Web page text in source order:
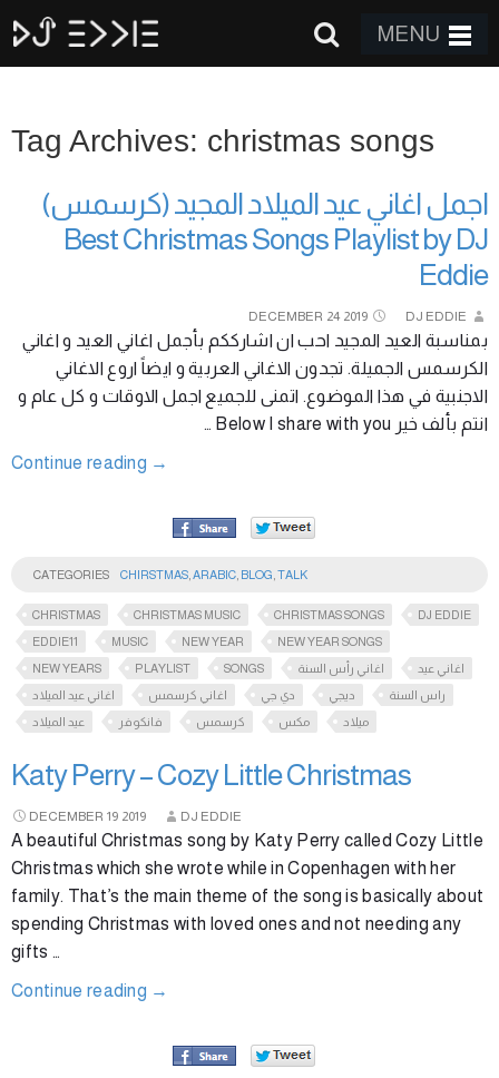
MENU
Tag Archives: christmas songs
اجمل اغاني عيد الميلاد المجيد (كرسمس)
Best Christmas Songs Playlist by DJ
Eddie
DECEMBER 24 2019 DJ EDDIE
بمناسبة العيد المجيد احب ان اشارككم بأجمل اغاني العيد و اغاني
الكرسمس الجميلة. تجدون الاغاني العربية و ايضاً اروع الاغاني
الاجنبية في هذا الموضوع. اتمنى للجميع اجمل الاوقات و كل عام و
انتم بألف خير Below I share with you …
Continue reading →
CATEGORIES CHIRSTMAS ARABIC BLOG TALK
CHRISTMAS CHRISTMAS MUSIC CHRISTMAS SONGS
DJ EDDIE
EDDIE11
MUSIC NEW YEAR
NEW YEAR SONGS
NEW YEARS
PLAYLIST SONGS اغاني رأس السنة
اغاني عيد
اغاني عيد الميلاد
اغاني كرسمس دي جي ديجي
راس السنة
عيد الميلاد
فانكوفر كرسمس مكس ميلاد
Katy Perry – Cozy Little Christmas
DECEMBER 19 2019 DJ EDDIE
A beautiful Christmas song by Katy Perry called Cozy Little
Christmas which she wrote while in Copenhagen with her
family. That’s the main theme of the song is basically about
spending Christmas with loved ones and not needing any
gifts …
Continue reading →